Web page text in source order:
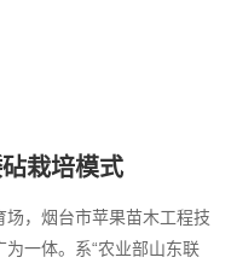
栽培模式
，烟台市苹果苗木工程技
一体。系“农业部山东联